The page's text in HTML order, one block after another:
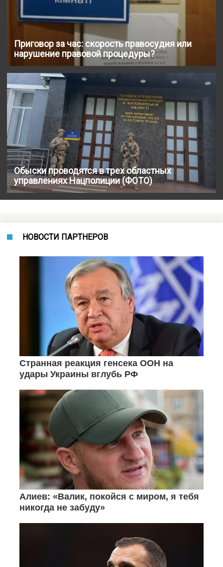
Приговор за час: скорость правосудия или
нарушение правовой процедуры?
Обыски проводятся в трех областных
управлениях Нацполиции (ФОТО)
НОВОСТИ ПАРТНЕРОВ